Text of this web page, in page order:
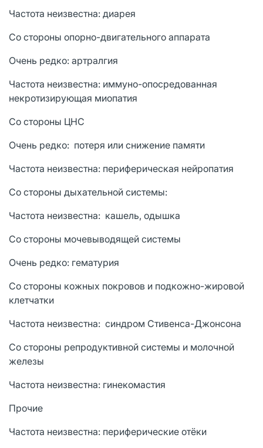
Частота неизвестна: диарея
Со стороны опорно-двигательного аппарата
Очень редко: артралгия
Частота неизвестна: иммуно-опосредованная
некротизирующая миопатия
Со стороны ЦНС
Очень редко: потеря или снижение памяти
Частота неизвестна: периферическая нейропатия
Со стороны дыхательной системы:
Частота неизвестна: кашель, одышка
Со стороны мочевыводящей системы
Очень редко: гематурия
Со стороны кожных покровов и подкожно-жировой
клетчатки
Частота неизвестна: синдром Стивенса-Джонсона
Со стороны репродуктивной системы и молочной
железы
Частота неизвестна: гинекомастия
Прочие
Частота неизвестна: периферические отёки